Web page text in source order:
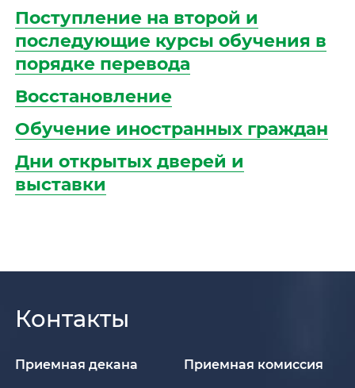
Поступление на второй и
последующие курсы обучения в
порядке перевода
Восстановление
Обучение иностранных граждан
Дни открытых дверей и
выставки
Контакты
Приемная декана Приемная комиссия